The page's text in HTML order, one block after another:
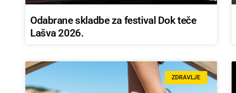
Odabrane skladbe za festival Dok teče
Lašva 2026.
ZDRAVLJE